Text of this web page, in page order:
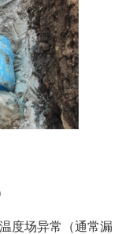
度场异常（通常漏